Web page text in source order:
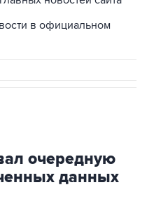
в официальном
очередную
данных